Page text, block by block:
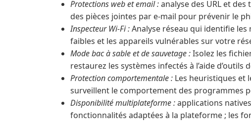
Protections web et email :analyse des URL et
des pièces jointes par e-mail pour prévenir le
Inspecteur Wi-Fi :Analyse réseau qui identifie
faibles et les appareils vulnérables sur votre
Mode bac à sable et de sauvetage :Isolez les
restaurez les systèmes infectés à l’aide d’outils
Protection comportementale : Les heuristiques et
surveillent le comportement des programmes
Disponibilité multiplateforme :applications
fonctionnalités adaptées à la plateforme ; les